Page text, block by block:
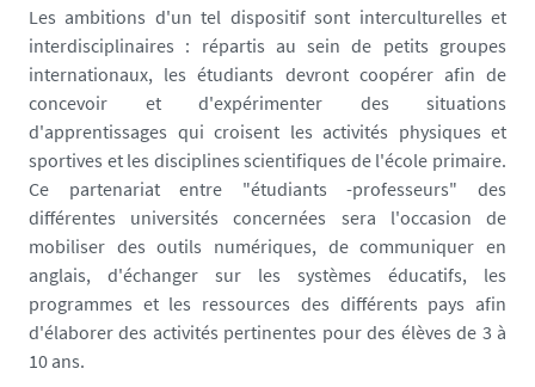
g
n
e
t
t
e
_
1
7
1
3
9
5
Les ambitions d'un tel dispositif sont interculturelles et
interdisciplinaires : répartis au sein de petits groupes
internationaux, les étudiants devront coopérer afin de
concevoir et d'expérimenter des situations
d'apprentissages qui croisent les activités physiques et
sportives et les disciplines scientifiques de l'école primaire.
Ce partenariat entre "étudiants -professeurs" des
différentes universités concernées sera l'occasion de
mobiliser des outils numériques, de communiquer en
anglais, d'échanger sur les systèmes éducatifs, les
programmes et les ressources des différents pays afin
d'élaborer des activités pertinentes pour des élèves de 3 à
10 ans.